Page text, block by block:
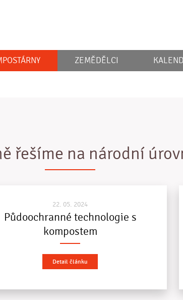
ZEMĚDĚLCI
řešíme na národní
22. 05. 2024
Půdoochranné technologie s
kompostem
Detail článku